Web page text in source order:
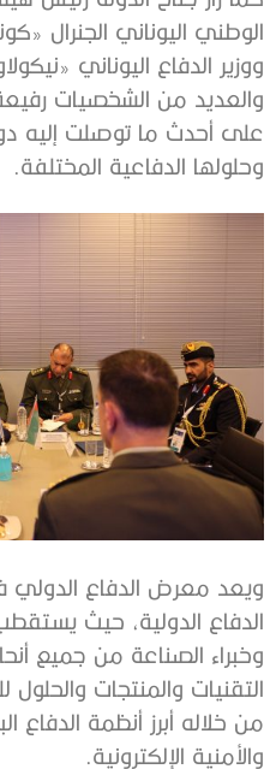
الوطني اليوناني الجنرال
ووزير الدفاع اليوناني
والعديد من الشخصيات
على أحدث ما توصلت إليه
وحلولها الدفاعية المختلفة.
ويعد معرض الدفاع الدولي
الدفاع الدولية، حيث
وخبراء الصناعة من جميع
التقنيات والمنتجات
من خلاله أبرز أنظمة الدفاع
والأمنية الإلكترونية.